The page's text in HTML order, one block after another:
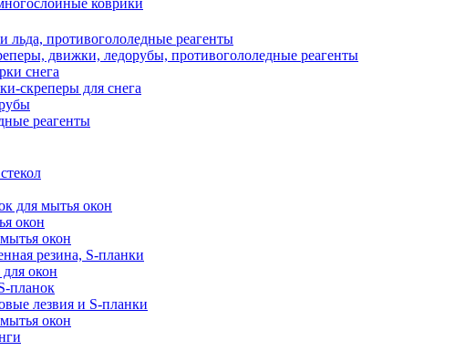
коврики
льда, противогололедные реагенты
движки, ледорубы, противогололедные реагенты
снега
скреперы для снега
реагенты
для мытья окон
окон
окон
резина, S-планки
окон
планок
лезвия и S-планки
окон